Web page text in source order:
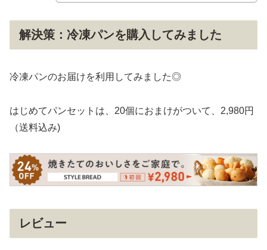
解決策：冷凍パンを購入してみました
冷凍パンのお届けを利用してみました◎
はじめてパンセットは、20個におまけがついて、2,980円
（送料込み)
レビュー